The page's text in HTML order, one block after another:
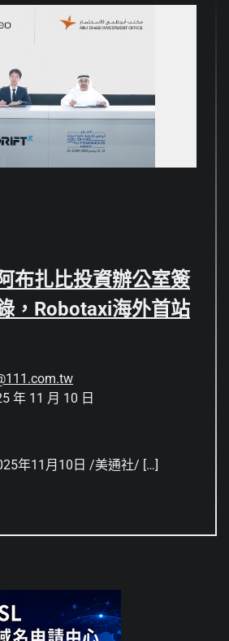
布扎比投資辦公室簽
，Robotaxi海外首站
年 11 月 10 日
年11月10日 /美通社/ […]